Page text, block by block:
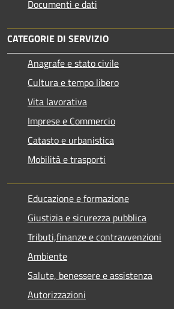
Documenti e dati
CATEGORIE DI SERVIZIO
Anagrafe e stato civile
Cultura e tempo libero
Vita lavorativa
Imprese e Commercio
Catasto e urbanistica
Mobilità e trasporti
Educazione e formazione
Giustizia e sicurezza pubblica
Tributi,finanze e contravvenzioni
Ambiente
Salute, benessere e assistenza
Autorizzazioni